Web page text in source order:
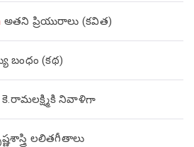
అతని ప్రియురాలు (కవిత)
బంధం (కథ)
కె.రామలక్ష్మికి నివాళిగా
లలితగీతాలు